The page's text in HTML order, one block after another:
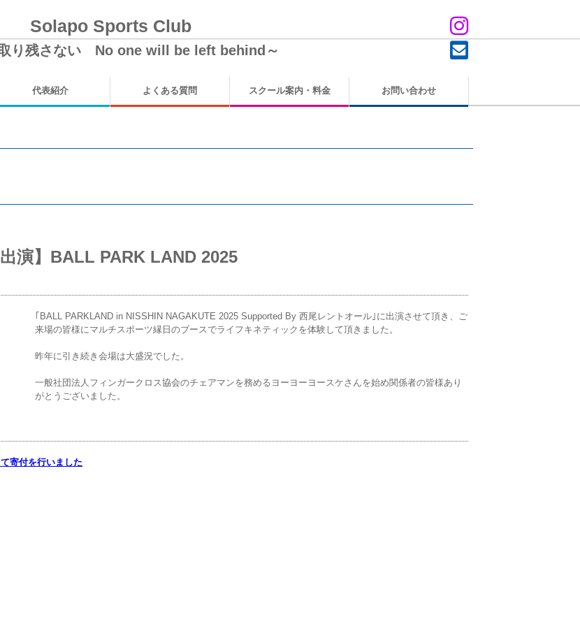
Solapo Sports Club
り残さない No one will be left behind～
代表紹介 よくある質問 スクール案内・料金 お問い合わせ
出演】BALL PARK LAND 2025
｢BALL PARKLAND in NISSHIN NAGAKUTE 2025 Supported By 西尾レントオール｣に出演させて頂き、ご
来場の皆様にマルチスポーツ縁日のブースでライフキネティックを体験して頂きました。
昨年に引き続き会場は大盛況でした。
一般社団法人フィンガークロス協会のチェアマンを務めるヨーヨーヨースケさんを始め関係者の皆様あり
がとうございました。
寄付を行いました